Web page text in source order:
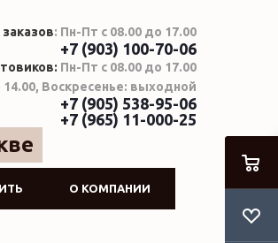
: Пн-Пт с 08.00 до 17.00
+7 (903) 100-70-06
Пн-Пт с 08.00 до 17.00
14.00, Воскресенье: выходной
+7 (905) 538-95-06
+7 (965) 11-000-25
О КОМПАНИИ